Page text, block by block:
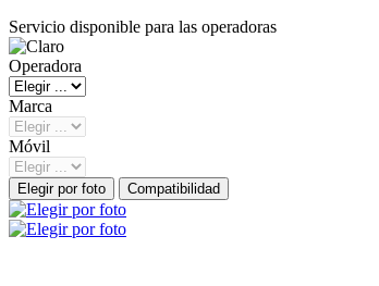
Servicio disponible para las operadoras
Operadora
Marca
Móvil